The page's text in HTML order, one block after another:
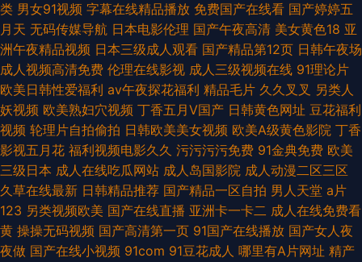
类 男女91视频 字幕在线精品播放 免费国产在线看 国产婷婷五
月天 无码传媒导航 日本电影伦理 国产午夜高清 美女黄色18 亚
洲午夜精品视频 日本三级成人观看 国产精品第12页 日韩午夜场
成人视频高清免费 伦理在线影视 成人三级视频在线 91理论片
欧美日韩性爱福利 av午夜探花福利 精品毛片 久久叉叉 另类人
妖视频 欧美熟妇穴视频 丁香五月V国产 日韩黄色网址 豆花福利
视频 轮理片自拍偷拍 日韩欧美美女视频 欧美A级黄色影院 丁香
影视五月花 福利视频电影久久 污污污污免费 91金典免费 欧美
三级日本 成人在线吃瓜网站 成人岛国影院 成人动漫二区三区
久草在线最新 日韩精品推荐 国产精品一区自拍 男人天堂 a片
123 另类视频欧美 国产在线直播 亚洲卡一卡二 成人在线免费看
黄 操操无码视频 国产高清第一页 91国产在线播放 国产女人夜
夜做 国产在线小视频 91com 91豆花成人 哪里有A片网址 精产